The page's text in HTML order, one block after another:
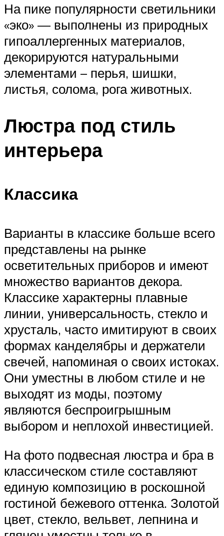
На пике популярности светильники
«эко» — выполнены из природных
гипоаллергенных материалов,
декорируются натуральными
элементами – перья, шишки,
листья, солома, рога животных.
Люстра под стиль
интерьера
Классика
Варианты в классике больше всего
представлены на рынке
осветительных приборов и имеют
множество вариантов декора.
Классике характерны плавные
линии, универсальность, стекло и
хрусталь, часто имитируют в своих
формах канделябры и держатели
свечей, напоминая о своих истоках.
Они уместны в любом стиле и не
выходят из моды, поэтому
являются беспроигрышным
выбором и неплохой инвестицией.
На фото подвесная люстра и бра в
классическом стиле составляют
единую композицию в роскошной
гостиной бежевого оттенка. Золотой
цвет, стекло, вельвет, лепнина и